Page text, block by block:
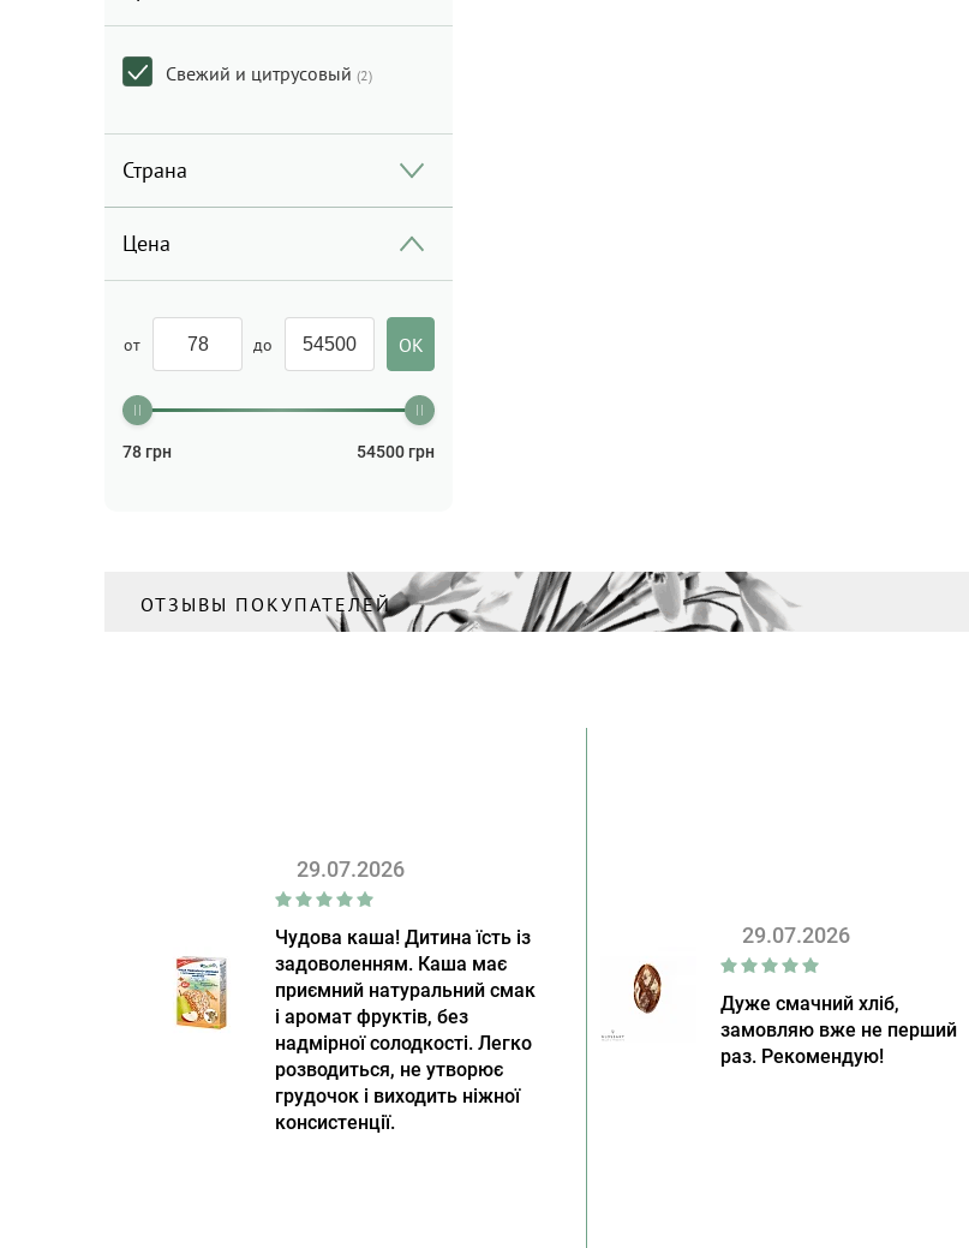
Свежий и цитрусовый (2)
Страна
Цена
от до
78 грн 54500 грн
ОТЗЫВЫ ПОКУПАТЕЛЕЙ
29.07.2026
Чудова каша! Дитина їсть із
задоволенням. Каша має
приємний натуральний смак
і аромат фруктів, без
надмірної солодкості. Легко
розводиться, не утворює
грудочок і виходить ніжної
консистенції.
29.07.2026
Дуже смачний хліб,
замовляю вже не перший
раз. Рекомендую!